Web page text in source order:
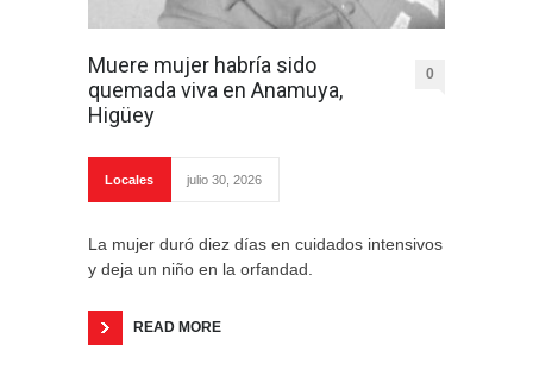
Muere mujer habría sido
quemada viva en Anamuya,
Higüey
0
Locales julio 30, 2026
La mujer duró diez días en cuidados intensivos
y deja un niño en la orfandad.
READ MORE